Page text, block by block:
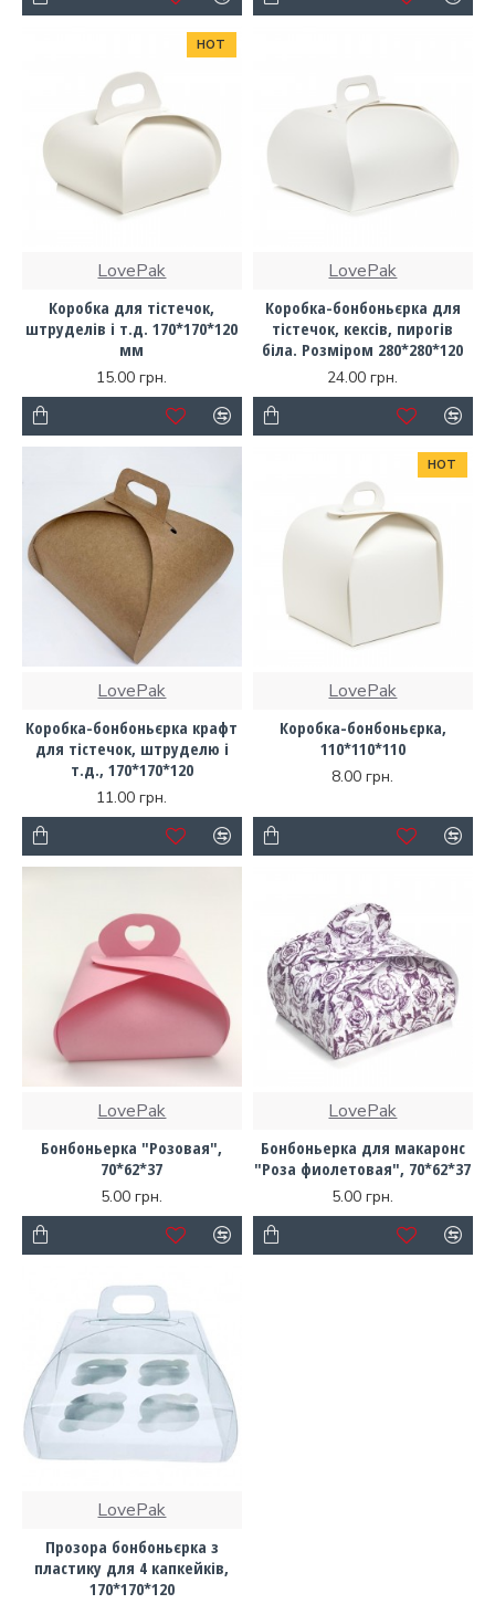
HOT
LovePak
Коробка для тістечок,
штруделів і т.д. 170*170*120
мм
15.00 грн.
LovePak
Коробка-бонбоньєрка для
тістечок, кексів, пирогів
біла. Розміром 280*280*120
24.00 грн.
LovePak
Коробка-бонбоньєрка крафт
для тістечок, штруделю і
т.д., 170*170*120
11.00 грн.
HOT
LovePak
Коробка-бонбоньєрка,
110*110*110
8.00 грн.
LovePak
Бонбоньерка "Розовая",
70*62*37
5.00 грн.
LovePak
Бонбоньерка для макаронс
"Роза фиолетовая", 70*62*37
5.00 грн.
LovePak
Прозора бонбоньєрка з
пластику для 4 капкейків,
170*170*120